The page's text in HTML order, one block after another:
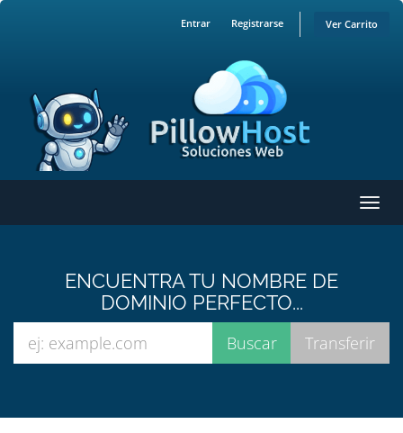
Entrar Registrarse Ver Carrito
ENCUENTRA TU NOMBRE DE
DOMINIO PERFECTO...